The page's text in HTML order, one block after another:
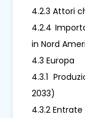
4.2.3 Attori
4.2.4
in Nord
4.3 Europa
4.3.1
2033)
4.3.2